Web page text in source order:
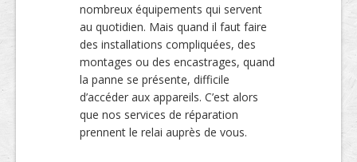
nombreux équipements qui servent
au quotidien. Mais quand il faut faire
des installations compliquées, des
montages ou des encastrages, quand
la panne se présente, difficile
d’accéder aux appareils. C’est alors
que nos services de réparation
prennent le relai auprès de vous.